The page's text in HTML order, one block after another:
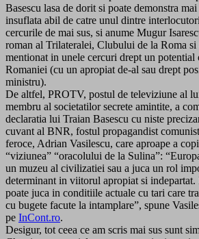
Basescu lasa de dorit si poate demonstra
insuflata abil de catre unul dintre
cercurile de mai sus, si anume Mugur
roman al Trilateralei, Clubului de la Roma
mentionat in unele cercuri drept un potential
Romaniei (cu un apropiat de-al sau drept
ministru).
De altfel, PROTV, postul de televiziune al
membru al societatilor secrete amintite, a
declaratia lui Traian Basescu cu niste
cuvant al BNR, fostul propagandist
feroce, Adrian Vasilescu, care aproape a
“viziunea” “oracolului de la Sulina”:
un muzeu al civilizatiei sau a juca un rol
determinant in viitorul apropiat si
poate juca in conditiile actuale cu tari care
cu bugete facute la intamplare”, spune
pe InCont.ro.
Desigur, tot ceea ce am scris mai sus sunt